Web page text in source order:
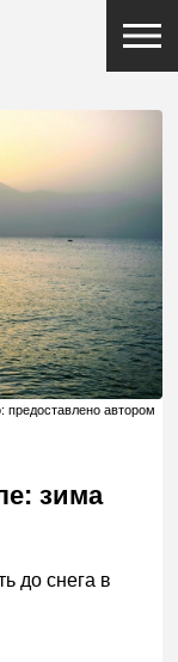
предоставлено автором
зима
до снега в